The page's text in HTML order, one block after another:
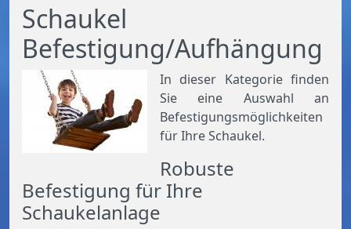
Schaukel
Befestigung/Aufhängung
In dieser Kategorie finden
Sie eine Auswahl an
Befestigungsmöglichkeiten
für Ihre Schaukel.
Robuste
Befestigung für Ihre
Schaukelanlage